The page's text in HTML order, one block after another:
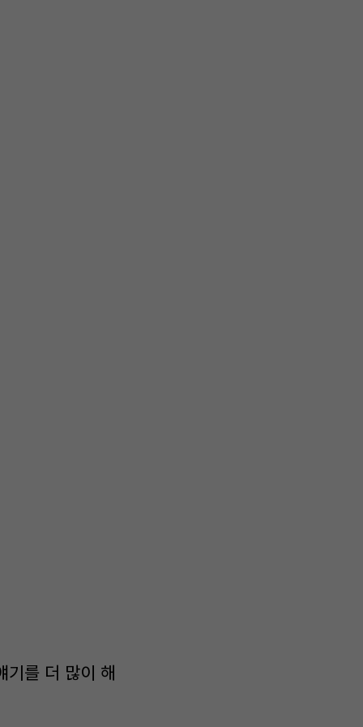
기를 더 많이 해